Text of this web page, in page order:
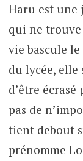
Haru est une
qui ne trouve
vie bascule
du lycée, elle
d’être
pas de
tient debout
prénomme